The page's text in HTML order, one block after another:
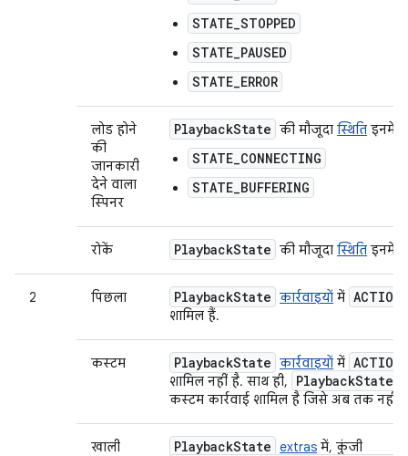
STATE_STOPPED
STATE_PAUSED
STATE_ERROR
लोड होने
की
जानकारी
देने वाला
स्पिनर
PlaybackState की मौजूदा स्थिति इनमें
STATE_CONNECTING
STATE_BUFFERING
रोकें PlaybackState की मौजूदा स्थिति इनमें
2 पिछला PlaybackState कार्रवाइयों में ACTION
शामिल हैं.
कस्टम PlaybackState कार्रवाइयों में ACTION
शामिल नहीं है. साथ ही, PlaybackState
कस्टम कार्रवाई शामिल है जिसे अब तक नहीं
खाली PlaybackState extras में, कुंजी